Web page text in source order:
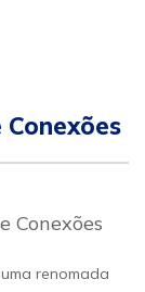
Conexões
renomada